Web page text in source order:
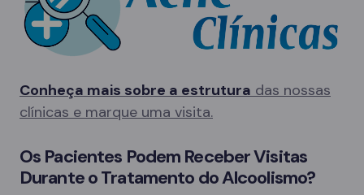
Conheça mais sobre a estrutura das nossas
clínicas e marque uma visita.
Os Pacientes Podem Receber Visitas
Durante o Tratamento do Alcoolismo?